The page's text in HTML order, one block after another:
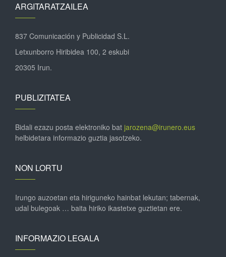
ARGITARATZAILEA
837 Comunicación y Publicidad S.L.
Letxunborro Hiribidea 100, 2 eskubi
20305 Irun.
PUBLIZITATEA
Bidali ezazu posta elektroniko bat jarozena@irunero.eus
helbidetara informazio guztia jasotzeko.
NON LORTU
Irungo auzoetan eta hiriguneko hainbat lekutan; tabernak,
udal bulegoak … baita hiriko ikastetxe guztietan ere.
INFORMAZIO LEGALA